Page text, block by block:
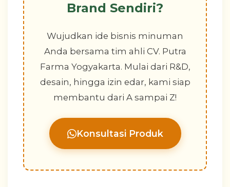
Brand Sendiri?
Wujudkan ide bisnis minuman
Anda bersama tim ahli CV. Putra
Farma Yogyakarta. Mulai dari R&D,
desain, hingga izin edar, kami siap
membantu dari A sampai Z!
Konsultasi Produk